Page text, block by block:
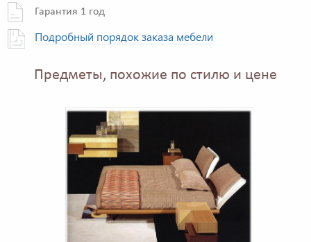
Гарантия 1 год
Подробный порядок заказа мебели
Предметы, похожие по стилю и цене